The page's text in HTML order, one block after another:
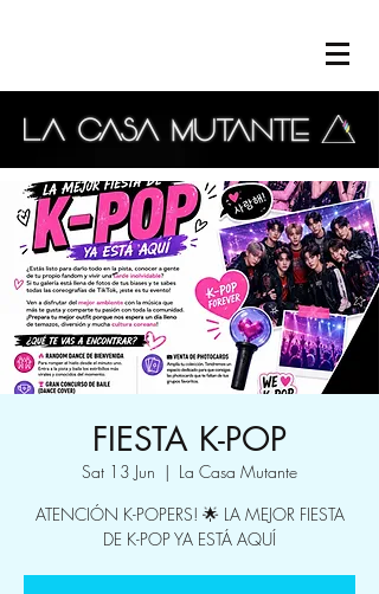
FIESTA K-POP
Sat 13 Jun
  |
La Casa Mutante
ATENCIÓN K-POPERS! 🌟 LA MEJOR FIESTA
DE K-POP YA ESTÁ AQUÍ